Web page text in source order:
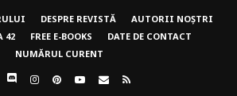
DESPRE REVISTĂ
AUTORII NOȘTRI
42
FREE E-BOOKS
DATE DE CONTACT
NUMĂRUL CURENT